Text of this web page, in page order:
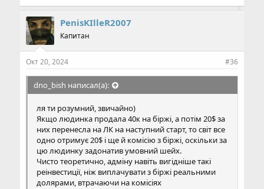
PenisKIlleR2007
Капитан
Окт 20, 2024 #36
dno_bish написал(а):
ля ти розумний, звичайно)
Якщо людинка продала 40к на біржі, а потім 20$ за
них перенесла на ЛК на наступний старт, то світ все
одно отримує 20$ і ще й комісію з біржі, оскільки за
цю людинку задонатив умовний шейх.
Чисто теоретично, адміну навіть вигідніше такі
реінвестиції, ніж виплачувати з біржі реальними
долярами, втрачаючи на комісіях